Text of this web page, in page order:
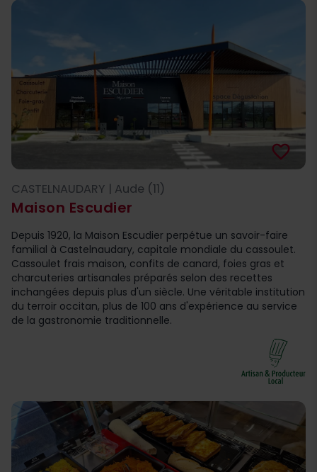
Maison Escudier
favorite_border
CASTELNAUDARY | Aude (11)
Depuis 1920, la Maison Escudier perpétue un savoir-faire
familial à Castelnaudary, capitale mondiale du cassoulet.
Cassoulet frais maison, confits de canard, foies gras et
charcuteries artisanales préparés selon des recettes
inchangées depuis plus d'un siècle. Une véritable institution
du terroir occitan, plus de 100 ans d'expérience au service
de la gastronomie traditionnelle.